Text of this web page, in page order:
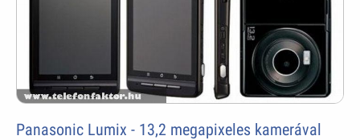
Panasonic Lumix - 13,2 megapixeles kamerával